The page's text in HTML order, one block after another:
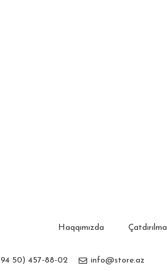
Haqqımızda Çatdırılma
50) 457-88-02 info@store.az